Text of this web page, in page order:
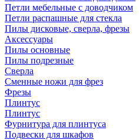
Петли мебельные с доводчиком
Петли распашные для стекла
Пилы дисковые, сверла, фрезы
Аксессуары
Пилы основные
Пилы подрезные
Сверла
Сменные ножи для фрез
Фрезы
Плинтус
Плинтус
Фурнитура для плинтуса
Подвески для шкафов